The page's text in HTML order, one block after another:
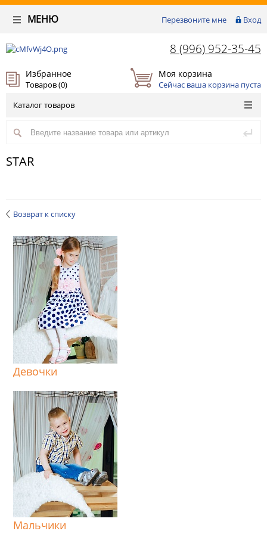
Перезвоните мне Вход
МЕНЮ
8 (996) 952-35-45
Избранное
Товаров (0)
Моя корзина
Сейчас ваша корзина пуста
Каталог товаров
STAR
Возврат к списку
Девочки
Мальчики